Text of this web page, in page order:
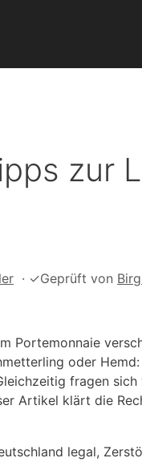
zur
· ✓Geprüft von
Portemonnaie
oder
fragen
Artikel klärt die
legal,